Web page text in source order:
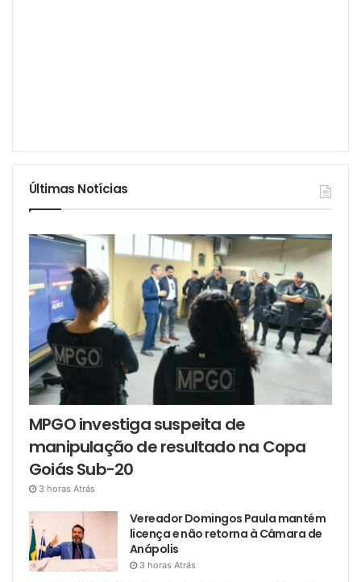
Últimas Notícias
MPGO investiga suspeita de
manipulação de resultado na Copa
Goiás Sub-20
3 horas Atrás
Vereador Domingos Paula mantém
licença e não retorna à Câmara de
Anápolis
3 horas Atrás